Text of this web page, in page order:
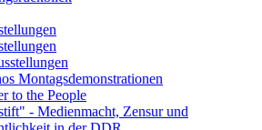
Montagsdemonstrationen
to the People
- Medienmacht, Zensur und